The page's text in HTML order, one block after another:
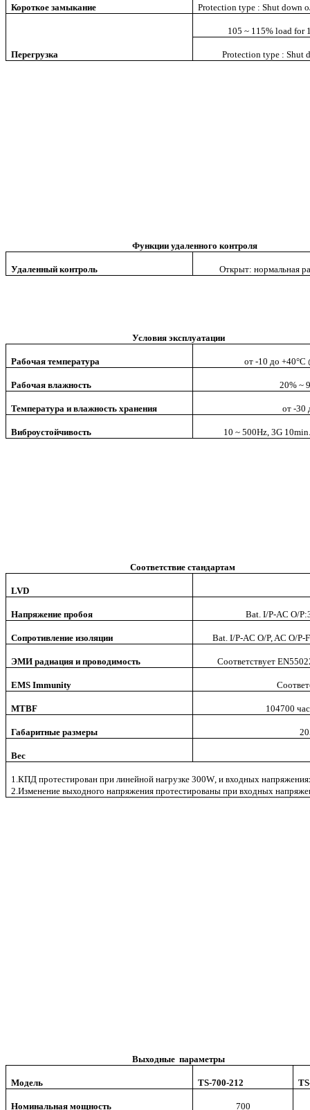
Короткое замыкание Protection type : Shut down
Перегрузка
105 ~ 115% load for
Protection type : Shut
Функции удаленного контроля
Удаленный контроль Открыт: нормальная
Условия эксплуатации
Рабочая температура от -10 до +40°C
Рабочая влажность 20% ~
Температура и влажность хранения от -30
Виброустойчивость 10 ~ 500Hz, 3G
Соответствие стандартам
LVD
Напряжение пробоя Bat. I/P-AC O/
Сопротивление изоляции Bat. I/P-AC O/P, AC O/
ЭМИ радиация и проводимость Соответствует
EMS Immunity
MTBF 104700
Габаритные размеры
Вес
1.КПД протестирован при линейной нагрузке 300W , и входных
2.Изменение выходного напряжения протестированы при входных
Выходные параметры
Модель TS-700-212
Номинальная мощность 700